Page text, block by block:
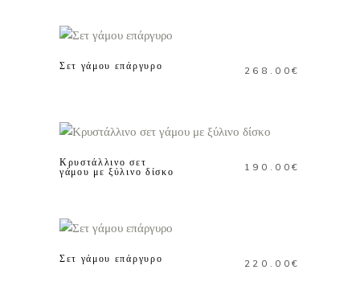
Σετ γάμου επάργυρο 268.00€
Κρυστάλλινο σετ
γάμου με ξύλινο δίσκο
190.00€
Σετ γάμου επάργυρο 220.00€